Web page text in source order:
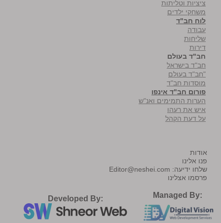
ציציות וטליתות
משחקי ילדים
לוח חב"ד
עבודה
שליחות
דירות
חב"ד בעולם
חב"ד בישראל
"חב"ד בעולם
מוסדות חב"ד
פורום חב"ד אינפו
הערות התמימים ואנ"ש
איש את רעהו
על דעת הקהל
אודות
פנו אלינו
שלחו ידיעה: Editor@neshei.com
פרסמו אצלינו
Developed By: Managed By: